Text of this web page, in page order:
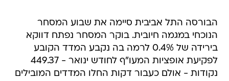
הבורסה התל אביבית סיימה את שבוע המסחר
הנוכחי במגמה חיובית. בוקר המסחר נפתח דווקא
בירידה של 0.4% לרמה בה נקבע המדד הקובע
לפקיעת אופציות המעו"ף לחודש ינואר - 449.37
נקודות - אולם כעבור דקות החלו המדדים המובילים